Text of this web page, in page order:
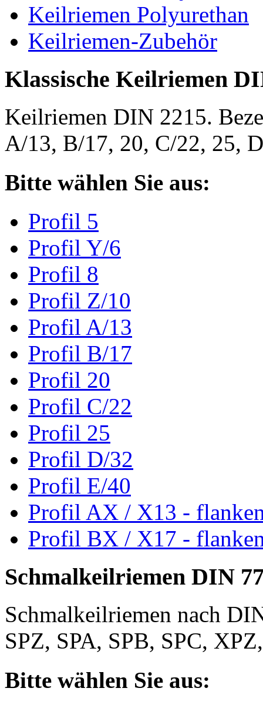
Keilriemen Polyurethan
Keilriemen-Zubehör
Klassische Keilriemen
Keilriemen DIN 2215.
A/13, B/17, 20, C/22, 25,
Bitte wählen Sie aus:
Profil 5
Profil Y/6
Profil 8
Profil Z/10
Profil A/13
Profil B/17
Profil 20
Profil C/22
Profil 25
Profil D/32
Profil E/40
Profil AX / X13 -
Profil BX / X17 -
Schmalkeilriemen DIN
Schmalkeilriemen nach
SPZ, SPA, SPB, SPC,
Bitte wählen Sie aus: